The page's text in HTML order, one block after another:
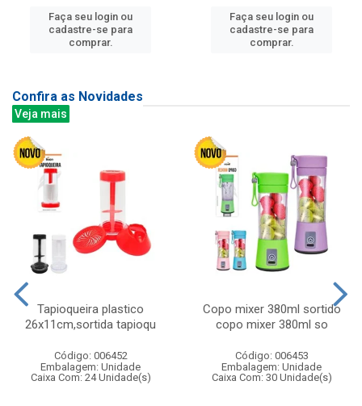
Faça seu login ou
cadastre-se para
comprar.
Faça seu login ou
cadastre-se para
comprar.
Confira as Novidades
Veja mais
Tapioqueira plastico
26x11cm,sortida tapioqu
Código: 006452
Embalagem: Unidade
Caixa Com: 24 Unidade(s)
Copo mixer 380ml sortido
copo mixer 380ml so
Código: 006453
Embalagem: Unidade
Caixa Com: 30 Unidade(s)